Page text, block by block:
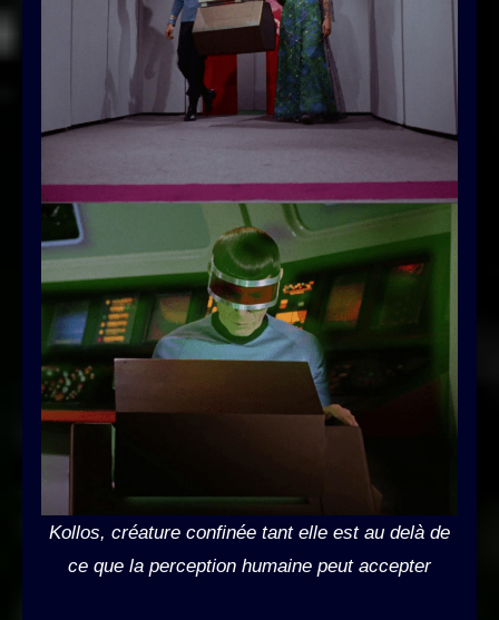
Kollos, créature confinée tant elle est au delà de
ce que la perception humaine peut accepter